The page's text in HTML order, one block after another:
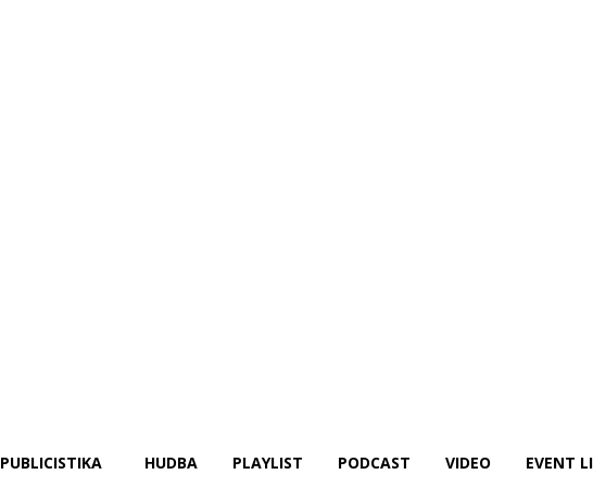
PUBLICISTIKA HUDBA PLAYLIST PODCAST VIDEO EVENT